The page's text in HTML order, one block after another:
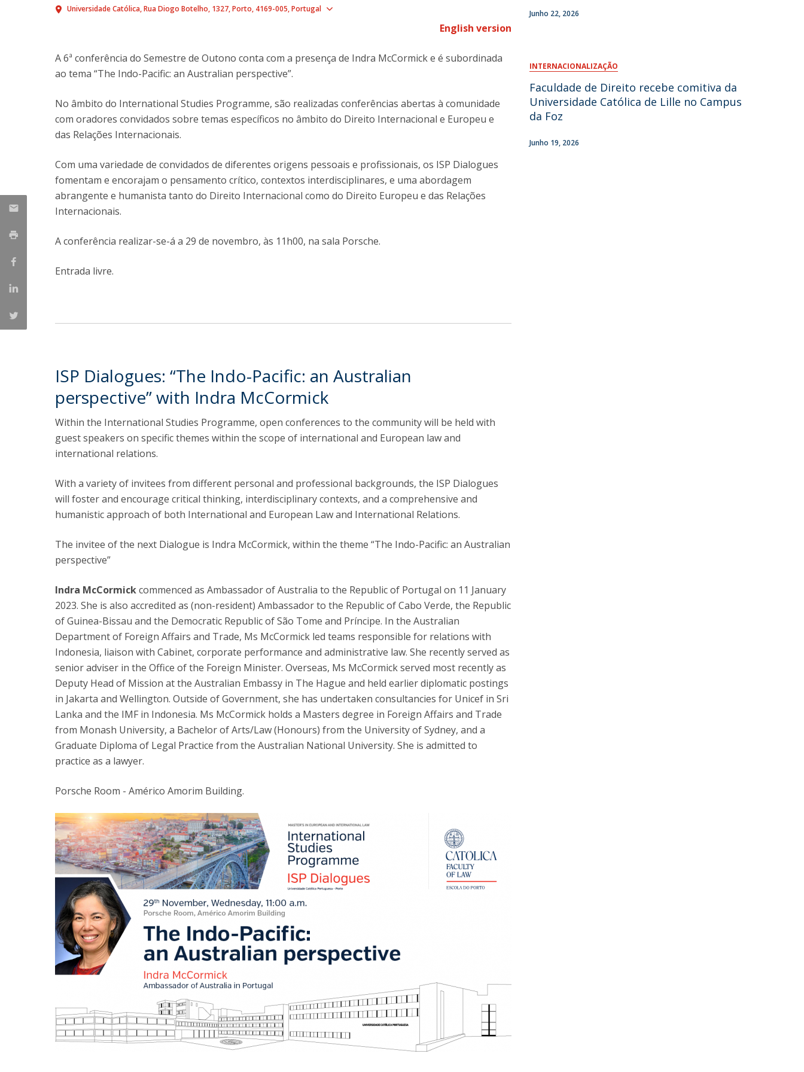
Ofertas de Emprego
Universidade Católica Rua Diogo Botelho, 1327 Porto 4169-005 Portugal
English version
A 6ª conferência do Semestre de Outono conta com a presença de Indra McCormick e é subordinada
ao tema “The Indo-Pacific: an Australian perspective”.
No âmbito do International Studies Programme, são realizadas conferências abertas à comunidade
com oradores convidados sobre temas específicos no âmbito do Direito Internacional e Europeu e
das Relações Internacionais.
Com uma variedade de convidados de diferentes origens pessoais e profissionais, os ISP Dialogues
fomentam e encorajam o pensamento crítico, contextos interdisciplinares, e uma abordagem
abrangente e humanista tanto do Direito Internacional como do Direito Europeu e das Relações
Internacionais.
A conferência realizar-se-á a 29 de novembro, às 11h00, na sala Porsche.
Entrada livre.
ISP Dialogues: “The Indo-Pacific: an Australian
perspective” with Indra McCormick
Within the International Studies Programme, open conferences to the community will be held with
guest speakers on specific themes within the scope of international and European law and
international relations.
With a variety of invitees from different personal and professional backgrounds, the ISP Dialogues
will foster and encourage critical thinking, interdisciplinary contexts, and a comprehensive and
humanistic approach of both International and European Law and International Relations.
The invitee of the next Dialogue is Indra McCormick, within the theme “The Indo-Pacific: an Australian
perspective”
Indra McCormickcommenced as Ambassador of Australia to the Republic of Portugal on 11 January
2023. She is also accredited as (non-resident) Ambassador to the Republic of Cabo Verde, the Republic
of Guinea-Bissau and the Democratic Republic of São Tome and Príncipe. In the Australian
Department of Foreign Affairs and Trade, Ms McCormick led teams responsible for relations with
Indonesia, liaison with Cabinet, corporate performance and administrative law. She recently served as
senior adviser in the Office of the Foreign Minister. Overseas, Ms McCormick served most recently as
Deputy Head of Mission at the Australian Embassy in The Hague and held earlier diplomatic postings
in Jakarta and Wellington. Outside of Government, she has undertaken consultancies for Unicef in Sri
Lanka and the IMF in Indonesia. Ms McCormick holds a Masters degree in Foreign Affairs and Trade
from Monash University, a Bachelor of Arts/Law (Honours) from the University of Sydney, and a
Graduate Diploma of Legal Practice from the Australian National University. She is admitted to
practice as a lawyer.
Porsche Room - Américo Amorim Building.
Junho 22, 2026
INTERNACIONALIZAÇÃO
Faculdade de Direito recebe comitiva da
Universidade Católica de Lille no Campus
da Foz
Junho 19, 2026